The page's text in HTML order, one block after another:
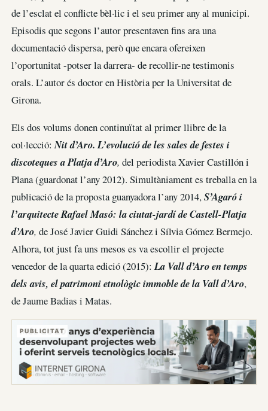
de l’esclat el conflicte bèl·lic i el seu primer any al municipi.
Episodis que segons l’autor presentaven fins ara una
documentació dispersa, però que encara ofereixen
l’oportunitat -potser la darrera- de recollir-ne testimonis
orals. L’autor és doctor en Història per la Universitat de
Girona.
Els dos volums donen continuïtat al primer llibre de la
col·lecció:Nit d’Aro. L’evolució de les sales de festes i
discoteques a Platja d’Aro, del periodista Xavier Castillón i
Plana (guardonat l’any 2012). Simultàniament es treballa en la
publicació de la proposta guanyadora l’any 2014,S’Agaró i
l’arquitecte Rafael Masó: la ciutat-jardí de Castell-Platja
d’Aro, de José Javier Guidi Sánchez i Sílvia Gómez Bermejo.
Alhora, tot just fa uns mesos es va escollir el projecte
vencedor de la quarta edició (2015):La Vall d’Aro en temps
dels avis, el patrimoni etnològic immoble de la Vall d’Aro,
de Jaume Badias i Matas.
PUBLICITAT